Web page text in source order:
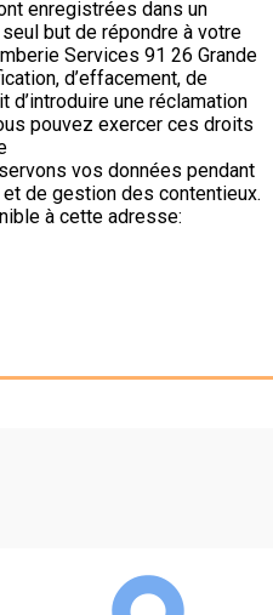
enregistrées dans un
but de répondre à votre
Services 91 26 Grande
d’effacement, de
une réclamation
pouvez exercer ces droits
vos données pendant
de gestion des contentieux.
à cette adresse: